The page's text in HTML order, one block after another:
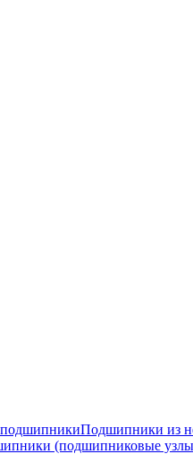
подшипникиПодшипники из
(подшипниковые